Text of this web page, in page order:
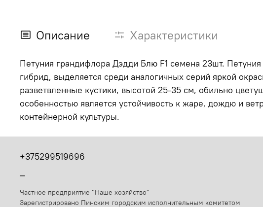
Описание Характеристики
Петуния грандифлора Дэдди Блю F1 семена 23шт.
гибрид, выделяется среди аналогичных серий яркой
разветвленные кустики, высотой 25-35 см, обильно
особенностью является устойчивость к жаре, дождю и
контейнерной культуры.
+375299519696
Частное предприятие "Наше хозяйство"
Зарегистрировано Пинским городским исполнительным комитетом